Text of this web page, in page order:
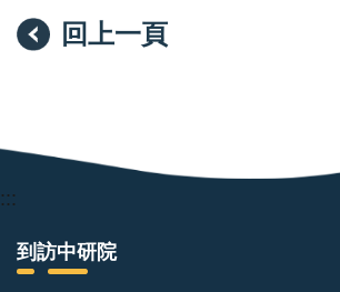
回上一頁
:::
到訪中研院